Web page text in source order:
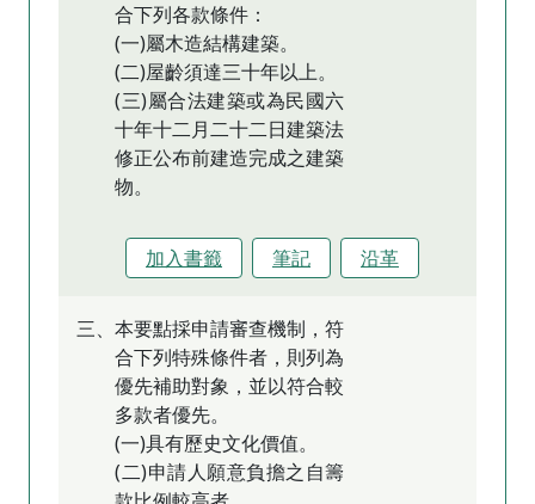
合下列各款條件：
(一)屬木造結構建築。
(二)屋齡須達三十年以上。
(三)屬合法建築或為民國六
十年十二月二十二日建築法
修正公布前建造完成之建築
物。
加入書籤 筆記 沿革
三、本要點採申請審查機制，符
合下列特殊條件者，則列為
優先補助對象，並以符合較
多款者優先。
(一)具有歷史文化價值。
(二)申請人願意負擔之自籌